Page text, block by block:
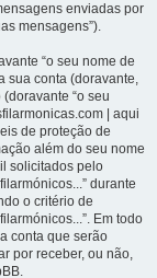
enviadas por
mensagens”).
“o seu nome de
sua conta (doravante,
“o seu
| aqui
de proteção de
além do seu nome
solicitados pelo
durante
o critério de
Em todo
conta que serão
por receber, ou não,